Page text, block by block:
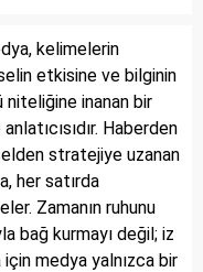
kelimelerin
etkisine ve bilginin
niteliğine inanan bir
Haberden
stratejiye uzanan
her satırda
Zamanın ruhunu
bağ kurmayı değil; iz
medya yalnızca bir